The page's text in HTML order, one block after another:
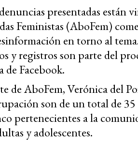
presentadas están
Feministas (AboFem)
en torno al
y registros son parte del
de Facebook.
deAboFem, Verónica del
son de un total de 35
pertenecientes a la
y adolescentes.